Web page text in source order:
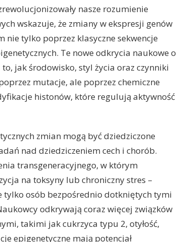
nasze rozumienie
wskazuje, że zmiany w ekspresji genów
tylko poprzez klasyczne sekwencje
Te nowe odkrycia naukowe o
jak środowisko, styl życia oraz czynniki
mutacje, ale poprzez chemiczne
histonów, które regulują aktywność
zmian mogą być dziedziczone
nad dziedziczeniem cech i chorób.
transgeneracyjnego, w którym
na toksyny lub chroniczny stres –
tylko osób bezpośrednio dotkniętych tymi
odkrywają coraz więcej związków
takimi jak cukrzyca typu 2, otyłość,
epigenetyczne mają potencjał